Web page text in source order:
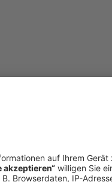
Ombudsmannstelle für
die gleiche